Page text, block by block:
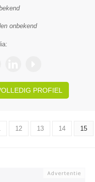
onbekend
PROFIEL
12 13 14 15